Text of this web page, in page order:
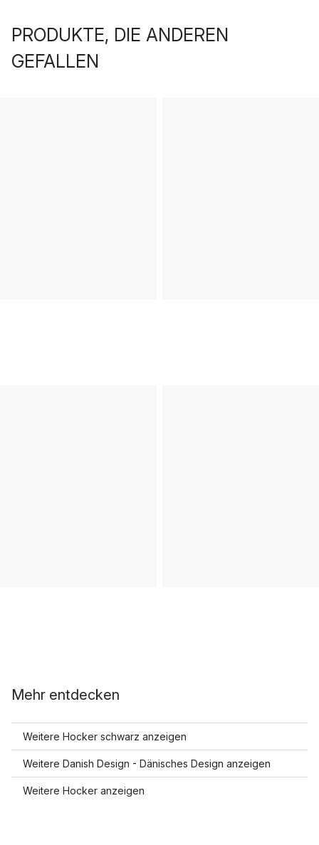
PRODUKTE, DIE ANDEREN
GEFALLEN
Mehr entdecken
Weitere Hocker schwarz anzeigen
Weitere Danish Design - Dänisches Design anzeigen
Weitere Hocker anzeigen